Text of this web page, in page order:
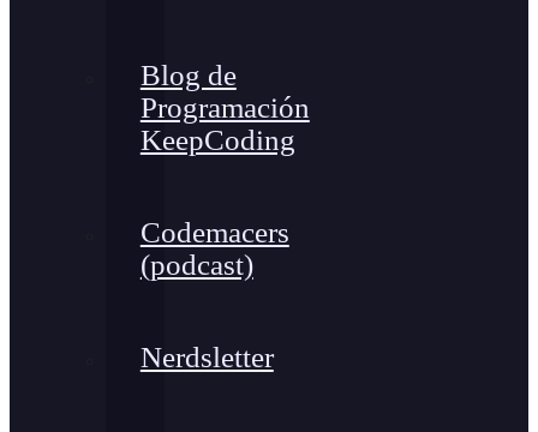
Blog de
Programación
KeepCoding
Codemacers
(podcast)
Nerdsletter